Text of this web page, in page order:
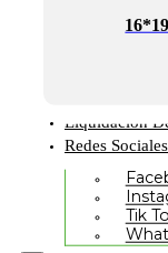
Liquidación
Redes Sociales
Tik